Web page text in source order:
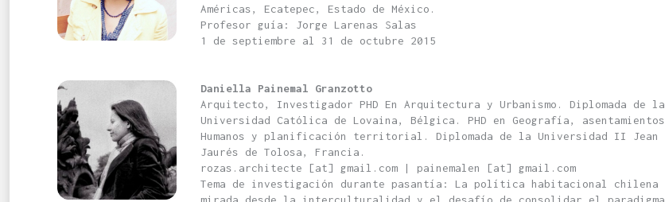
Américas, Ecatepec, Estado de México.
Profesor guía: Jorge Larenas Salas
1 de septiembre al 31 de octubre 2015
Daniella Painemal Granzotto
Arquitecto, Investigador PHD En Arquitectura y Urbanismo. Diplomada de la
Universidad Católica de Lovaina, Bélgica. PHD en Geografía, asentamientos
Humanos y planificación territorial. Diplomada de la Universidad II Jean
Jaurés de Tolosa, Francia.
rozas.architecte [at] gmail.com | painemalen [at] gmail.com
Tema de investigación durante pasantía: La política habitacional chilena